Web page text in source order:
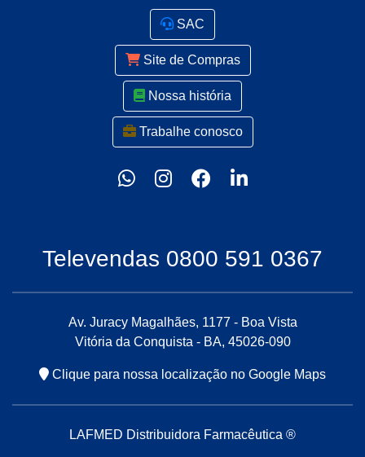
SAC
Site de Compras
Nossa história
Trabalhe conosco
Televendas 0800 591 0367
Av. Juracy Magalhães, 1177 - Boa Vista
Vitória da Conquista - BA, 45026-090
Clique para nossa localização no Google Maps
LAFMED Distribuidora Farmacêutica ®